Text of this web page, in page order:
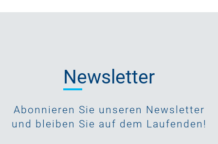
Newsletter
Abonnieren Sie unseren Newsletter
und bleiben Sie auf dem Laufenden!